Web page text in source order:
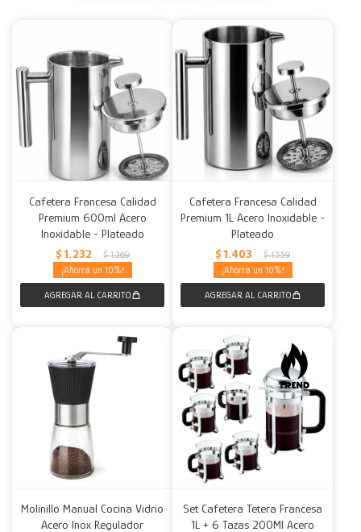
Cafetera Francesa Calidad
Premium 600ml Acero
Inoxidable - Plateado
$ 1.232 $ 1.369
10
Cafetera Francesa Calidad
Premium 1L Acero Inoxidable -
Plateado
$ 1.403 $ 1.559
10
Molinillo Manual Cocina Vidrio
Acero Inox Regulador
Set Cafetera Tetera Francesa
1L + 6 Tazas 200Ml Acero
Fundas
Accesorios para el hogar
Herramientas
Muebles Infantiles